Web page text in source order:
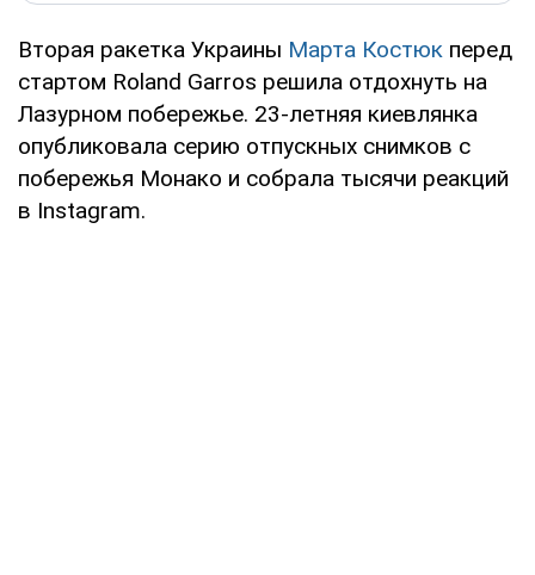
Вторая ракетка Украины Марта Костюк перед
стартом Roland Garros решила отдохнуть на
Лазурном побережье. 23-летняя киевлянка
опубликовала серию отпускных снимков с
побережья Монако и собрала тысячи реакций
в Instagram.